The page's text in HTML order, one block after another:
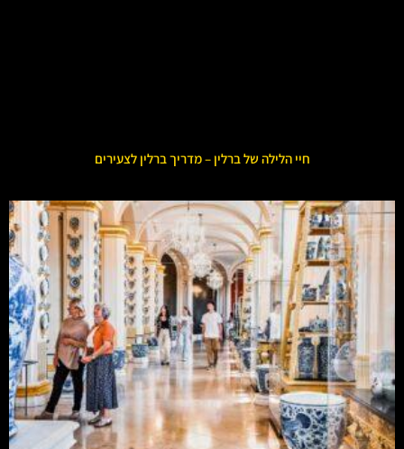
חיי הלילה של ברלין – מדריך ברלין לצעירים